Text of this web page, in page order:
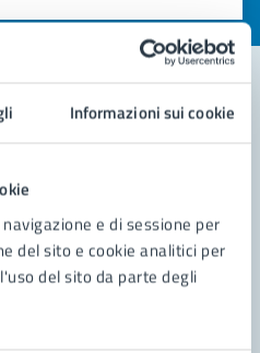
Informazioni sui cookie
e di sessione per
del sito e cookie analitici per
del sito da parte degli
su 5
5